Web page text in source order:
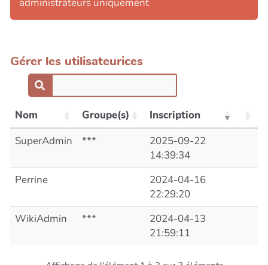
administrateurs uniquement
Gérer les utilisateurices
Nom Groupe(s)
Inscription
SuperAdmin
***
2025-09-22
14:39:34
Perrine
2024-04-16
22:29:20
WikiAdmin
***
2024-04-13
21:59:11